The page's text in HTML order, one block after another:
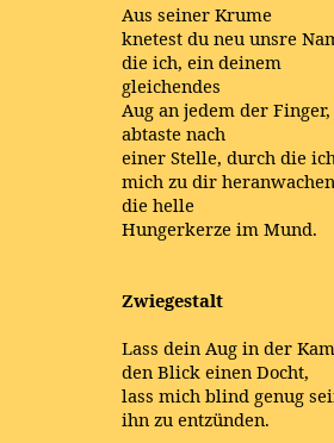
Aus seiner Krume
knetest du neu unsre
die ich, ein deinem
gleichendes
Aug an jedem der Finger,
abtaste nach
einer Stelle, durch die ich
mich zu dir
die helle
Hungerkerze im Mund.
Zwiegestalt
Lass dein Aug in der
den Blick einen Docht,
lass mich blind genug
ihn zu entzünden.